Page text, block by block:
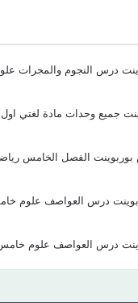
درس النجوم والمجرات
جميع وحدات مادة لغتي
الفصل الخامس
درس العواصف علوم
درس العواصف علوم خامس